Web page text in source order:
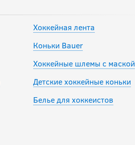
Хоккейная лента
Коньки Bauer
Хоккейные шлемы с маской
Детские хоккейные коньки
Белье для хоккеистов